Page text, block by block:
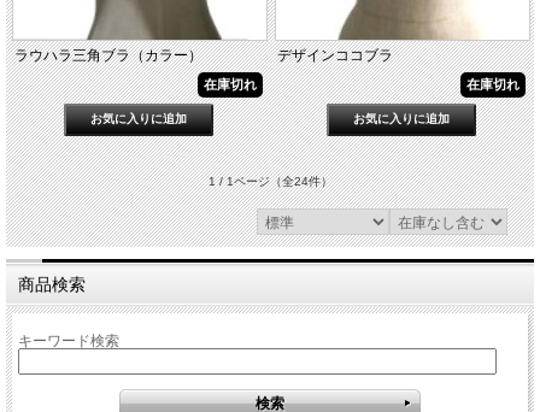
ラウハラ三角ブラ（カラー）
在庫切れ
デザインココブラ
在庫切れ
1 / 1ページ（全24件）
商品検索
キーワード検索